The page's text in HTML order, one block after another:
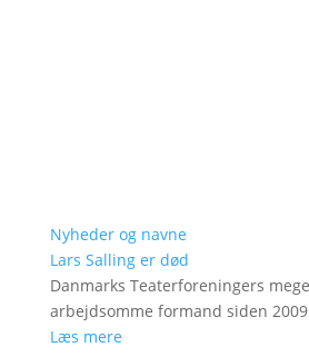
Nyheder og navne
Lars Salling er død
Danmarks Teaterforeningers
arbejdsomme formand siden
Læs mere